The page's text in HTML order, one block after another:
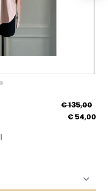
lux blush
€ 135,00
€ 54,00